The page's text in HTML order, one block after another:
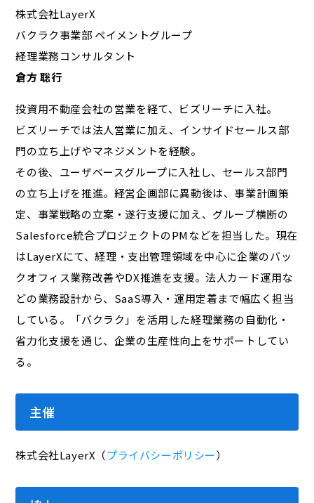
株式会社LayerX
バクラク事業部 ペイメントグループ
経理業務コンサルタント
倉方 聡行
投資用不動産会社の営業を経て、ビズリーチに入社。
ビズリーチでは法人営業に加え、インサイドセールス部
門の立ち上げやマネジメントを経験。
その後、ユーザベースグループに入社し、セールス部門
の立ち上げを推進。経営企画部に異動後は、事業計画策
定、事業戦略の立案・遂行支援に加え、グループ横断の
Salesforce統合プロジェクトのPMなどを担当した。現在
はLayerXにて、経理・支出管理領域を中心に企業のバッ
クオフィス業務改善やDX推進を支援。法人カード運用な
どの業務設計から、SaaS導入・運用定着まで幅広く担当
している。「バクラク」を活用した経理業務の自動化・
省力化支援を通じ、企業の生産性向上をサポートしてい
る。
主催
株式会社LayerX（プライバシーポリシー）